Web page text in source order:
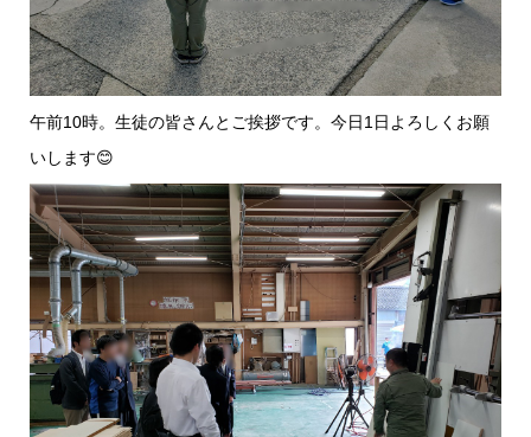
午前10時。生徒の皆さんとご挨拶です。今日1日よろしくお願
いします😊